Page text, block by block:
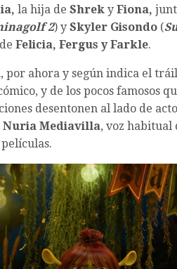
la hija de Shrek y Fiona,
2) y Skyler Gisondo (
Felicia, Fergus y Farkle.
por ahora y según indica el
y de los pocos famosos
desentonen al lado de
Nuria Mediavilla, voz habitual